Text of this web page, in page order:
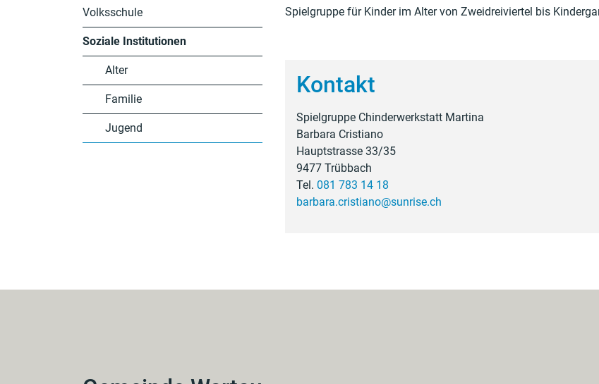
Volksschule
Soziale Institutionen
(ausgewählt)
Alter
Familie
Jugend
Spielgruppe für Kinder im Alter von Zweidreiviertel bis
Kontakt
Spielgruppe Chinderwerkstatt Martina
Barbara Cristiano
Hauptstrasse 33/35
9477 Trübbach
Tel. 081 783 14 18
barbara.cristiano@sunrise.ch